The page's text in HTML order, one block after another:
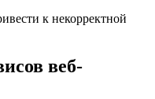
к некорректной
веб-